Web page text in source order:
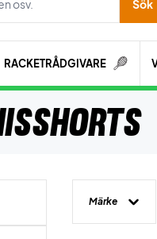
Sök
RACKETRÅDGIVARE
Märke